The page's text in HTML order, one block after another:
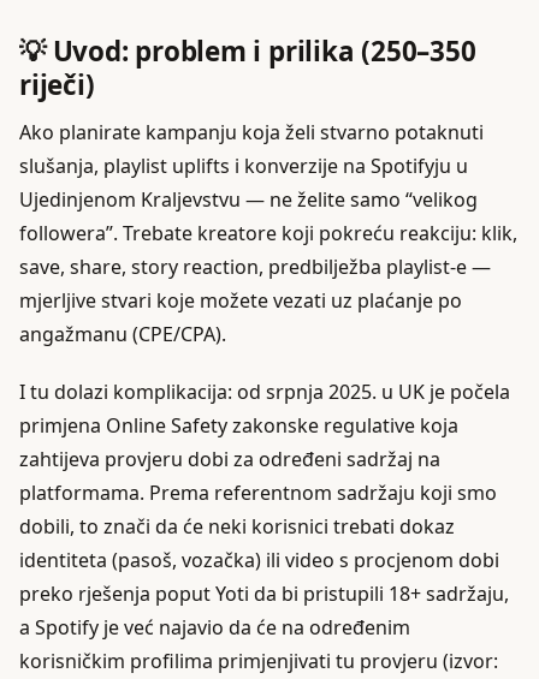
💡 Uvod: problem i prilika (250–350
riječi)
Ako planirate kampanju koja želi stvarno potaknuti
slušanja, playlist uplifts i konverzije na Spotifyju u
Ujedinjenom Kraljevstvu — ne želite samo “velikog
followera”. Trebate kreatore koji pokreću reakciju: klik,
save, share, story reaction, predbilježba playlist-e —
mjerljive stvari koje možete vezati uz plaćanje po
angažmanu (CPE/CPA).
I tu dolazi komplikacija: od srpnja 2025. u UK je počela
primjena Online Safety zakonske regulative koja
zahtijeva provjeru dobi za određeni sadržaj na
platformama. Prema referentnom sadržaju koji smo
dobili, to znači da će neki korisnici trebati dokaz
identiteta (pasoš, vozačka) ili video s procjenom dobi
preko rješenja poput Yoti da bi pristupili 18+ sadržaju,
a Spotify je već najavio da će na određenim
korisničkim profilima primjenjivati tu provjeru (izvor: